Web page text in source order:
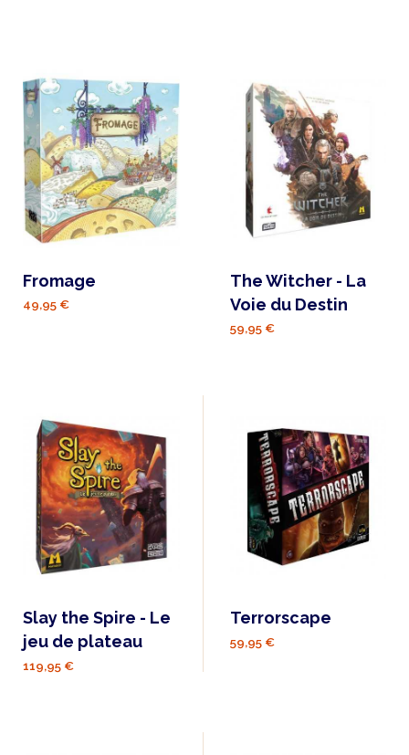
Fromage
49,95 €
The Witcher - La
Voie du Destin
59,95 €
Slay the Spire - Le
jeu de plateau
119,95 €
Terrorscape
59,95 €